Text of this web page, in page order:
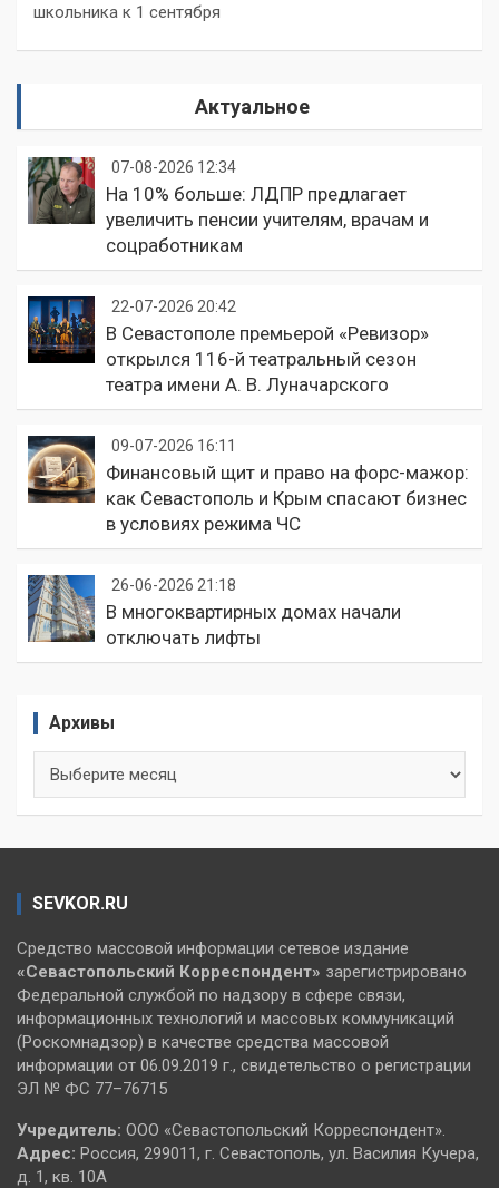
школьника к 1 сентября
Актуальное
07-08-2026 12:34
На 10% больше: ЛДПР предлагает
увеличить пенсии учителям, врачам и
соцработникам
22-07-2026 20:42
В Севастополе премьерой «Ревизор»
открылся 116-й театральный сезон
театра имени А. В. Луначарского
09-07-2026 16:11
Финансовый щит и право на форс-мажор:
как Севастополь и Крым спасают бизнес
в условиях режима ЧС
26-06-2026 21:18
В многоквартирных домах начали
отключать лифты
Архивы
SEVKOR.RU
Средство массовой информации сетевое издание
«Севастопольский Корреспондент» зарегистрировано
Федеральной службой по надзору в сфере связи,
информационных технологий и массовых коммуникаций
(Роскомнадзор) в качестве средства массовой
информации от 06.09.2019 г., свидетельство о регистрации
ЭЛ № ФС 77–76715
Учредитель: ООО «Севастопольский Корреспондент».
Адрес: Россия, 299011, г. Севастополь, ул. Василия Кучера,
д. 1, кв. 10А